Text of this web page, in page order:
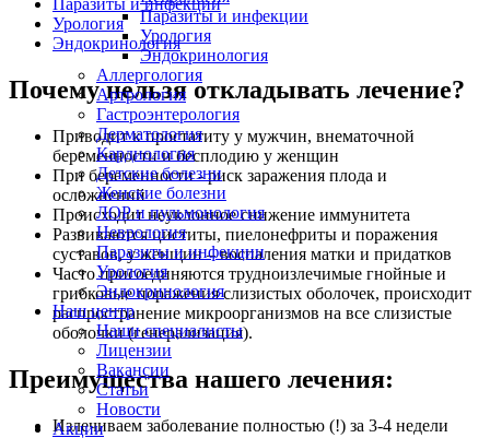
Паразиты и инфекции
Урология
Эндокринология
Аллергология
Артрология
Гастроэнтерология
Дерматология
Кардиология
Детские болезни
Женские болезни
ЛОР и пульмонология
Неврология
Паразиты и инфекции
Урология
Эндокринология
Наш центр
Наши специалисты
Лицензии
Вакансии
Статьи
Новости
Акции
Урология
Эндокринология
Почему нельзя откладывать лечение?
Приводит к простатиту у мужчин, внематочной
беременности и бесплодию у женщин
При беременности - риск заражения плода и
осложнений
Происходит неуклонное снижение иммунитета
Развиваются циститы, пиелонефриты и поражения
суставов, у женщин – воспаления матки и придатков
Часто присоединяются трудноизлечимые гнойные и
грибковые поражения слизистых оболочек, происходит
распространение микроорганизмов на все слизистые
оболочки (генерализация).
Преимущества нашего лечения:
Излечиваем заболевание полностью (!) за 3-4 недели